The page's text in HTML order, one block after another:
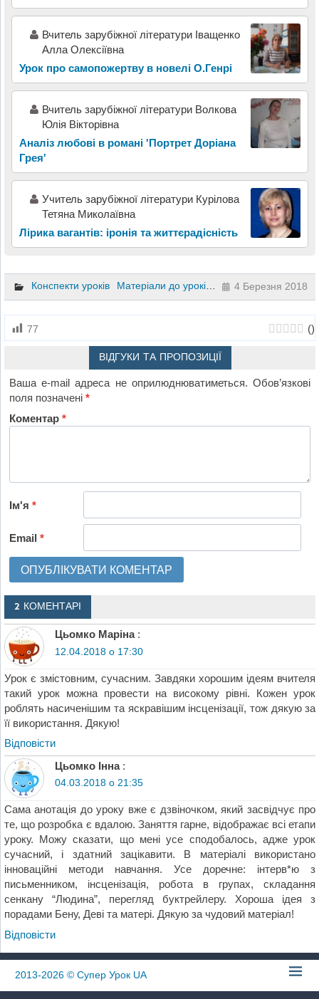
Вчитель зарубіжної літератури Іващенко
Алла Олексіївна
Урок про самопожертву в новелі О.Генрі
Вчитель зарубіжної літератури Волкова
Юлія Вікторівна
Аналіз любові в романі 'Портрет Доріана
Грея'
Учитель зарубіжної літератури Курілова
Тетяна Миколаївна
Лірика вагантів: іронія та життєрадісність
Конспекти уроків Матеріали до уроків Зарубіжна література
4 Березня 2018
77 ()
ВІДГУКИ ТА ПРОПОЗИЦІЇ
Ваша e-mail адреса не оприлюднюватиметься. Обов’язкові
поля позначені*
Коментар*
Ім'я*
Email*
2 КОМЕНТАРІ
Цьомко Маріна :
12.04.2018 о 17:30
Урок є змістовним, сучасним. Завдяки хорошим ідеям вчителя
такий урок можна провести на високому рівні. Кожен урок
роблять насиченішим та яскравішим інсценізації, тож дякую за
її використання. Дякую!
Відповіcти
Цьомко Інна :
04.03.2018 о 21:35
Сама анотація до уроку вже є дзвіночком, який засвідчує про
те, що розробка є вдалою. Заняття гарне, відображає всі етапи
уроку. Можу сказати, що мені усе сподобалось, адже урок
сучасний, і здатний зацікавити. В матеріалі використано
інноваційні методи навчання. Усе доречне: інтерв*ю з
письменником, інсценізація, робота в групах, складання
сенкану “Людина”, перегляд буктрейлеру. Хороша ідея з
порадами Бену, Деві та матері. Дякую за чудовий матеріал!
Відповіcти
2013-2026 © Супер Урок UA